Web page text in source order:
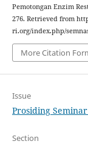
Pemotongan Enzim
276. Retrieved from
ri.org/index.php/
More Citation
Issue
Prosiding
Section